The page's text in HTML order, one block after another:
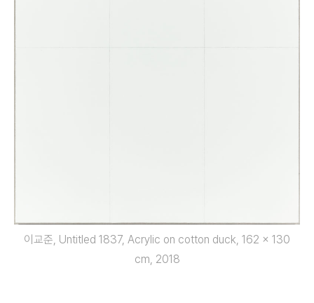
이교준, Untitled 1837, Acrylic on cotton duck, 162 x 130
cm, 2018